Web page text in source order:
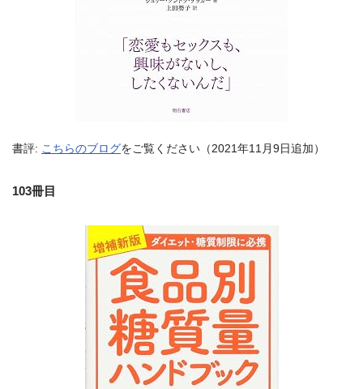
書評: こちらのブログをご覧ください（2021年11月9日追加）
103冊目